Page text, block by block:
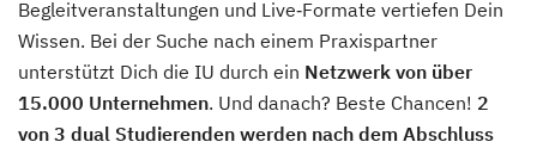
Begleitveranstaltungen und Live‑Formate vertiefen Dein
Wissen. Bei der Suche nach einem Praxispartner
unterstützt Dich die IU durch ein Netzwerk von über
15.000 Unternehmen. Und danach? Beste Chancen! 2
von 3 dual Studierenden werden nach dem Abschluss